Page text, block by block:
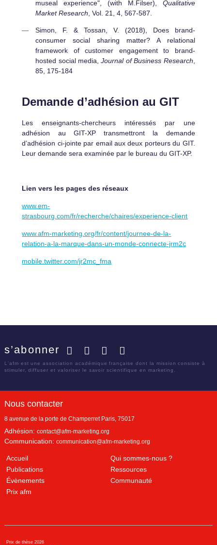
museal experience", (with M.Filser), Qualitative
Market Research , Vol. 21, 4, 567-587.
Simon, F. & Tossan, V. (2018), Does brand-
consumer social sharing matter? A relational
framework of customer engagement to brand-
hosted social media,Journal of Business Research
85, 175-184
Demande d’adhésion au GIT
Les enseignants-chercheurs intéressés par une
adhésion au GIT-XP transmettront la demande
d’adhésion ci-jointe par email aux deux porteurs du GIT.
Leur demande sera examinée par le bureau du GIT-XP.
Lien vers les pages des réseaux
www.em-
strasbourg.com/fr/recherche/chaires/experience-client
www.afm-marketing.org/fr/content/journee-de-la-
relation-a-la-marque-dans-un-monde-connecte-jrm2c
mobile.twitter.com/jr2mc_fma
s’abonner
L'afm est une association académique française dont la mission consiste à
stimuler, diffuser et valoriser le savoir scientifique en marketing.
Nous contacter
8 avenue de la porte de Champerret Paris, 75017
Adhésion: contact@afm-marketing.org
Communication: communication@afm-marketing.org
Accueil
Qui sommes-nous ?
Publications
Ressources
Évènements
Communauté
Prix afm
Prix de thèse 2026